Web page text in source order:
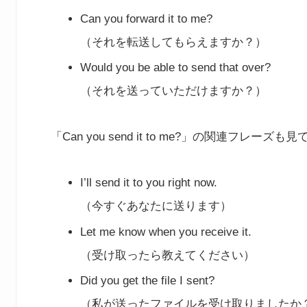
Can you forward it to me?
（それを転送してもらえますか？）
Would you be able to send that over?
（それを送っていただけますか？）
「Can you send it to me?」の関連フレーズも見
I’ll send it to you right now.
（今すぐあなたに送ります）
Let me know when you receive it.
（受け取ったら教えてください）
Did you get the file I sent?
（私が送ったファイルを受け取りましたか